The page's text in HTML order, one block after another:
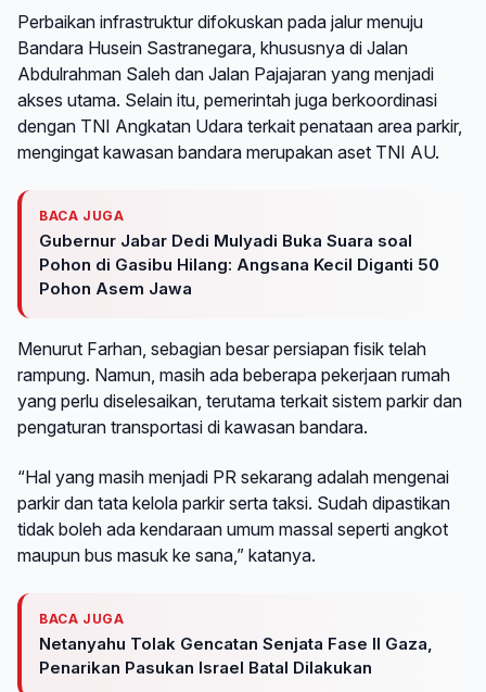
Perbaikan infrastruktur difokuskan pada jalur menuju
Bandara Husein Sastranegara, khususnya di Jalan
Abdulrahman Saleh dan Jalan Pajajaran yang menjadi
akses utama. Selain itu, pemerintah juga berkoordinasi
dengan TNI Angkatan Udara terkait penataan area parkir,
mengingat kawasan bandara merupakan aset TNI AU.
BACA JUGA
Gubernur Jabar Dedi Mulyadi Buka Suara soal
Pohon di Gasibu Hilang: Angsana Kecil Diganti 50
Pohon Asem Jawa
Menurut Farhan, sebagian besar persiapan fisik telah
rampung. Namun, masih ada beberapa pekerjaan rumah
yang perlu diselesaikan, terutama terkait sistem parkir dan
pengaturan transportasi di kawasan bandara.
“Hal yang masih menjadi PR sekarang adalah mengenai
parkir dan tata kelola parkir serta taksi. Sudah dipastikan
tidak boleh ada kendaraan umum massal seperti angkot
maupun bus masuk ke sana,” katanya.
BACA JUGA
Netanyahu Tolak Gencatan Senjata Fase II Gaza,
Penarikan Pasukan Israel Batal Dilakukan